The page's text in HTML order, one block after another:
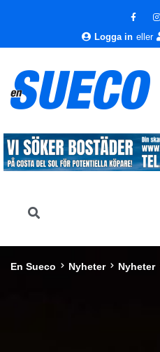
Logga in eller
En Sueco Nyheter Nyheter